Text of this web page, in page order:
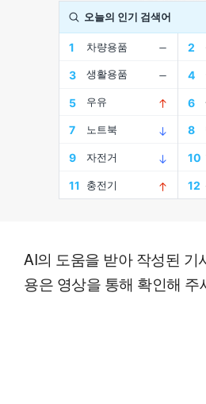
AI의 도움을 받아 작성된 기
용은 영상을 통해 확인해 주